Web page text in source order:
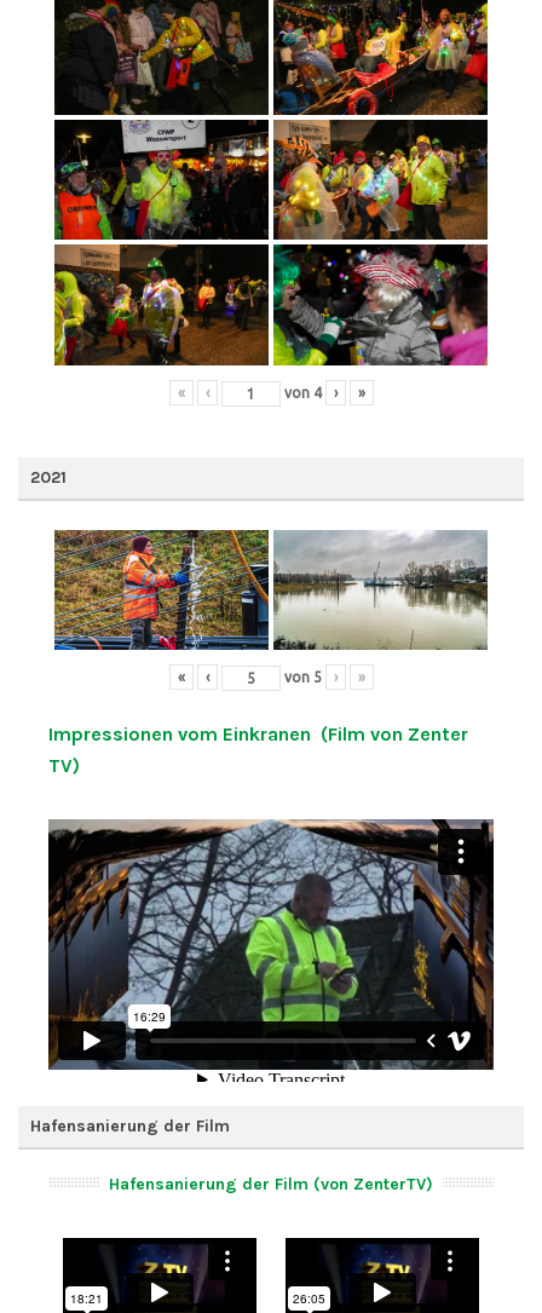
« ‹ von 4 › »
2021
« ‹ von 5 › »
Impressionen vom Einkranen (Film von Zenter
TV)
Hafensanierung der Film
Hafensanierung der Film (von ZenterTV)